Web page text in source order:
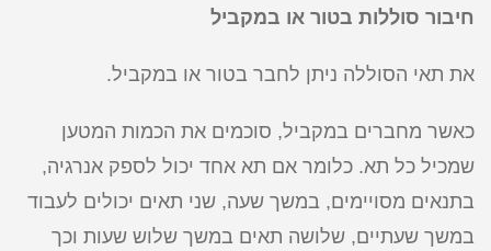
חיבור סוללות בטור או במקביל
את תאי הסוללה ניתן לחבר בטור או במקביל.
כאשר מחברים במקביל, סוכמים את הכמות המטען
שמכיל כל תא. כלומר אם תא אחד יכול לספק אנרגיה,
בתנאים מסויימים, במשך שעה, שני תאים יכולים לעבוד
במשך שעתיים, שלושה תאים במשך שלוש שעות וכך